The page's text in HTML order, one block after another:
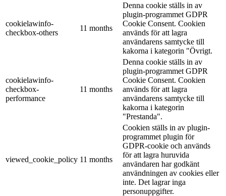
cookielawinfo-
checkbox-others
11 months
Denna cookie ställs in av
plugin-programmet GDPR
Cookie Consent. Cookien
används för att lagra
användarens samtycke till
kakorna i kategorin "Övrigt.
cookielawinfo-
checkbox-
performance
11 months
Denna cookie ställs in av
plugin-programmet GDPR
Cookie Consent. Cookien
används för att lagra
användarens samtycke till
kakorna i kategorin
"Prestanda".
viewed_cookie_policy 11 months
Cookien ställs in av plugin-
programmet plugin för
GDPR-cookie och används
för att lagra huruvida
användaren har godkänt
användningen av cookies eller
inte. Det lagrar inga
personuppgifter.